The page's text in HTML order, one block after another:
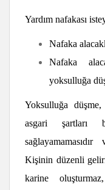
Yardım nafakası
Nafaka
Nafaka
yoksulluğa
Yoksulluğa
asgari şartları
Kişinin düzenli
karine